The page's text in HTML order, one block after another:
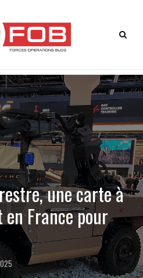
une carte à
France pour